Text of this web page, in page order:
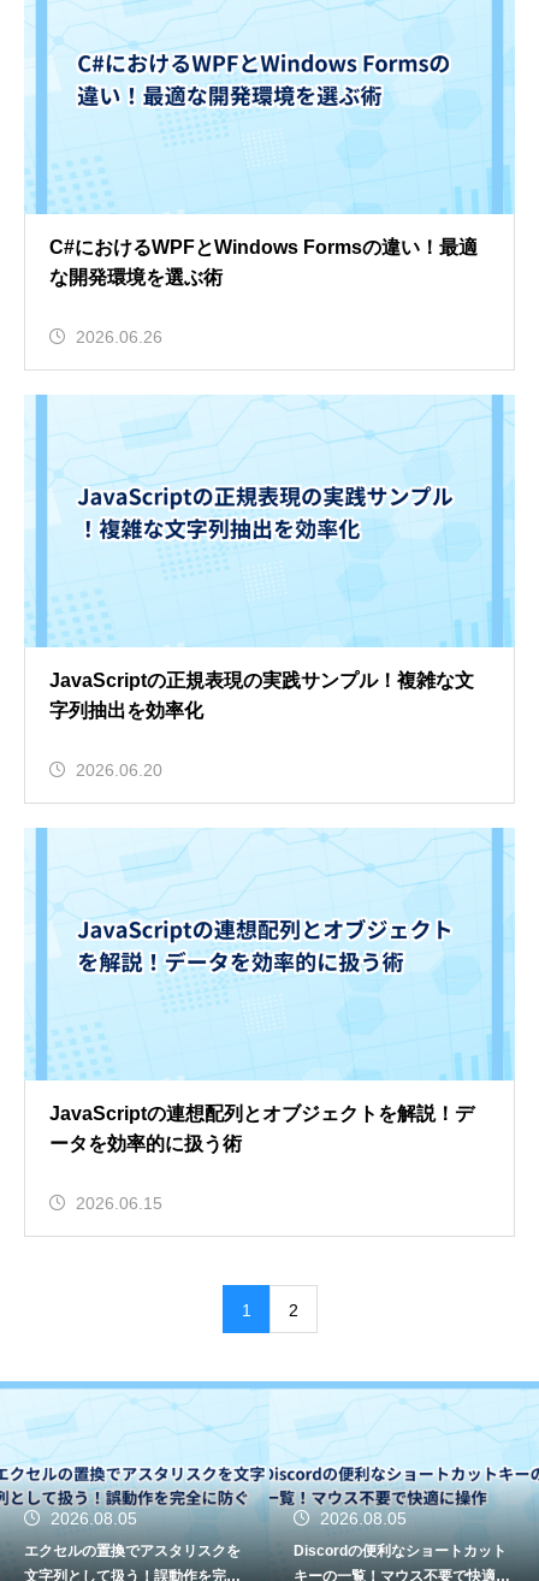
C#におけるWPFとWindows Formsの違い！最適
な開発環境を選ぶ術
2026.06.26
JavaScriptの正規表現の実践サンプル！複雑な文
字列抽出を効率化
2026.06.20
JavaScriptの連想配列とオブジェクトを解説！デ
ータを効率的に扱う術
2026.06.15
1 2
の置換でアスタリスクを
して扱う！誤動作を完全
2026.08.05
Discordの便利なショートカット
キーの一覧！マウス不要で快適に
SEOで
のモデ